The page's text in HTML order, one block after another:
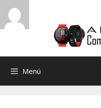
Saltar
contenido
Saltar
contenido
Menú